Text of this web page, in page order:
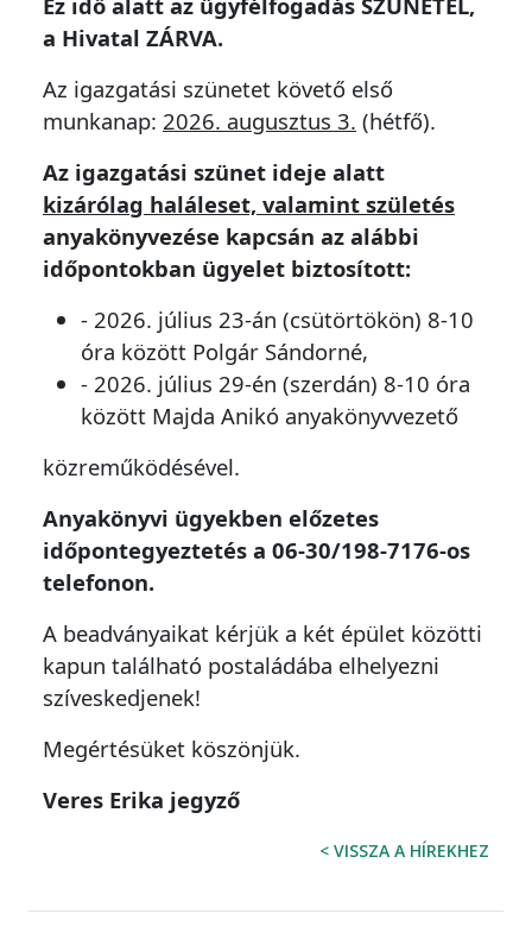
a Hivatal ZÁRVA.
Az igazgatási szünetet követő első
munkanap: 2026. augusztus 3. (hétfő).
Az igazgatási szünet ideje alatt
kizárólag haláleset, valamint születés
anyakönyvezése kapcsán az alábbi
időpontokban ügyelet biztosított:
- 2026. július 23-án (csütörtökön) 8-10
óra között Polgár Sándorné,
- 2026. július 29-én (szerdán) 8-10 óra
között Majda Anikó anyakönyvvezető
közreműködésével.
Anyakönyvi ügyekben előzetes
időpontegyeztetés a 06-30/198-7176-os
telefonon.
A beadványaikat kérjük a két épület közötti
kapun található postaládába elhelyezni
szíveskedjenek!
Megértésüket köszönjük.
Veres Erika jegyző
< VISSZA A HÍREKHEZ